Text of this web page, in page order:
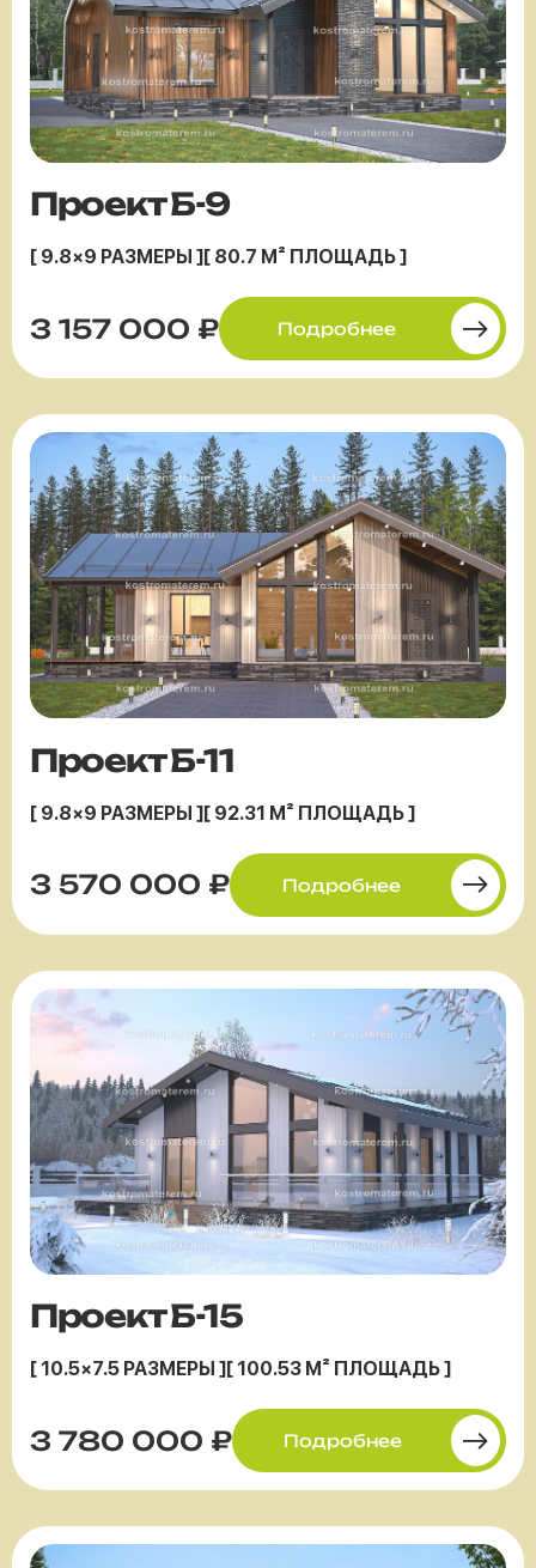
Проект Б-9
[ 9.8×9 РАЗМЕРЫ ] [ 80.7 М² ПЛОЩАДЬ ]
3 157 000 ₽ Подробнее
Проект Б-11
[ 9.8×9 РАЗМЕРЫ ][ 92.31 М² ПЛОЩАДЬ ]
3 570 000 ₽ Подробнее
Проект Б-15
[ 10.5×7.5 РАЗМЕРЫ ][ 100.53 М² ПЛОЩАДЬ ]
3 780 000 ₽ Подробнее